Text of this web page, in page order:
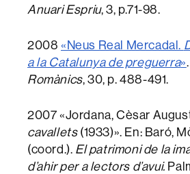
Anuari Espriu, 3, p.71-98.
2008 «Neus Real Mercadal.
a la Catalunya de preguerra».
Romànics, 30, p. 488-491.
2007 «Jordana, Cèsar
cavallets (1933)». En: Baró,
(coord.). El patrimoni de la
d’ahir per a lectors d’avui.